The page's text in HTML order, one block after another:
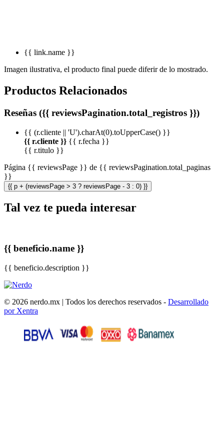
{{ link.name }}
Imagen ilustrativa, el producto final puede diferir de lo mostrado.
Productos Relacionados
Reseñas ({{ reviewsPagination.total_registros }})
{{ (r.cliente || 'U').charAt(0).toUpperCase() }}
{{ r.cliente }} {{ r.fecha }}
{{ r.titulo }}
Página {{ reviewsPage }} de {{ reviewsPagination.total_paginas
}}
{{ p + (reviewsPage > 3 ? reviewsPage - 3 : 0) }}
Tal vez te pueda interesar
{{ beneficio.name }}
{{ beneficio.description }}
© 2026 nerdo.mx | Todos los derechos reservados - Desarrollado
por Xentra